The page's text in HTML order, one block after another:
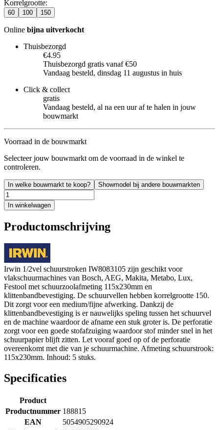
Korrelgrootte:
60 100 150
Online bijna uitverkocht
Thuisbezorgd
€4.95
Thuisbezorgd gratis vanaf €50
Vandaag besteld, dinsdag 11 augustus in huis
Click & collect
gratis
Vandaag besteld, al na een uur af te halen in jouw
bouwmarkt
Voorraad in de bouwmarkt
Selecteer jouw bouwmarkt om de voorraad in de winkel te
controleren.
In welke bouwmarkt te koop? Showmodel bij andere bouwmarkten
In winkelwagen
Productomschrijving
Irwin 1/2vel schuurstroken IW8083105 zijn geschikt voor
vlakschuurmachines van Bosch, AEG, Makita, Metabo, Lux,
Festool met schuurzoolafmeting 115x230mm en
klittenbandbevestiging. De schuurvellen hebben korrelgrootte 150.
Dit zorgt voor een medium/fijne afwerking. Dankzij de
klittenbandbevestiging is er nauwelijks speling tussen het schuurvel
en de machine waardoor de afname een stuk groter is. De perforatie
zorgt voor een goede stofafzuiging waardoor stof minder snel in het
schuurpapier blijft zitten. Let vooraf goed op of de perforatie
overeenkomt met die van je schuurmachine. Afmeting schuurstrook:
115x230mm. Inhoud: 5 stuks.
Specificaties
Product
Productnummer 188815
EAN
5054905290924